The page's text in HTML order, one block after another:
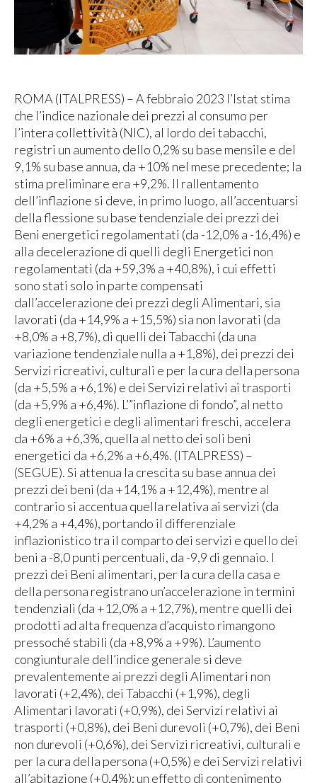
ROMA (ITALPRESS) – A febbraio 2023 l’Istat stima
che l’indice nazionale dei prezzi al consumo per
l’intera collettività (NIC), al lordo dei tabacchi,
registri un aumento dello 0,2% su base mensile e del
9,1% su base annua, da +10% nel mese precedente; la
stima preliminare era +9,2%. Il rallentamento
dell’inflazione si deve, in primo luogo, all’accentuarsi
della flessione su base tendenziale dei prezzi dei
Beni energetici regolamentati (da -12,0% a -16,4%) e
alla decelerazione di quelli degli Energetici non
regolamentati (da +59,3% a +40,8%), i cui effetti
sono stati solo in parte compensati
dall’accelerazione dei prezzi degli Alimentari, sia
lavorati (da +14,9% a +15,5%) sia non lavorati (da
+8,0% a +8,7%), di quelli dei Tabacchi (da una
variazione tendenziale nulla a +1,8%), dei prezzi dei
Servizi ricreativi, culturali e per la cura della persona
(da +5,5% a +6,1%) e dei Servizi relativi ai trasporti
(da +5,9% a +6,4%). L’”inflazione di fondo”, al netto
degli energetici e degli alimentari freschi, accelera
da +6% a +6,3%, quella al netto dei soli beni
energetici da +6,2% a +6,4%. (ITALPRESS) –
(SEGUE). Si attenua la crescita su base annua dei
prezzi dei beni (da +14,1% a +12,4%), mentre al
contrario si accentua quella relativa ai servizi (da
+4,2% a +4,4%), portando il differenziale
inflazionistico tra il comparto dei servizi e quello dei
beni a -8,0 punti percentuali, da -9,9 di gennaio. I
prezzi dei Beni alimentari, per la cura della casa e
della persona registrano un’accelerazione in termini
tendenziali (da +12,0% a +12,7%), mentre quelli dei
prodotti ad alta frequenza d’acquisto rimangono
pressoché stabili (da +8,9% a +9%). L’aumento
congiunturale dell’indice generale si deve
prevalentemente ai prezzi degli Alimentari non
lavorati (+2,4%), dei Tabacchi (+1,9%), degli
Alimentari lavorati (+0,9%), dei Servizi relativi ai
trasporti (+0,8%), dei Beni durevoli (+0,7%), dei Beni
non durevoli (+0,6%), dei Servizi ricreativi, culturali e
per la cura della persona (+0,5%) e dei Servizi relativi
all’abitazione (+0,4%); un effetto di contenimento